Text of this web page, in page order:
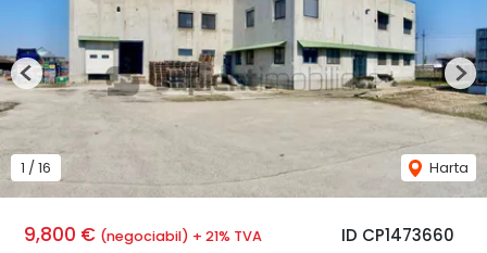
ID CP1473660
9,800 € (negociabil) + 21% TVA
1 /16 Harta
Previous